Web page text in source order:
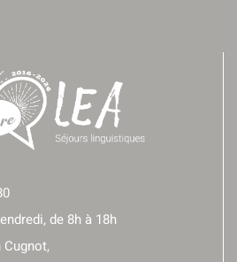
de 8h à 18h